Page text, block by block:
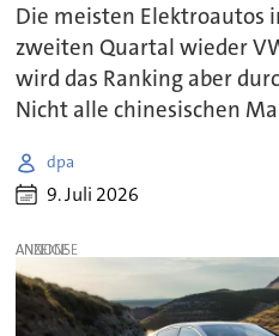
Die meisten Elektroautos
zweiten Quartal wieder
wird das Ranking aber
Nicht alle chinesischen
dpa
9. Juli 2026
ANZEIGE